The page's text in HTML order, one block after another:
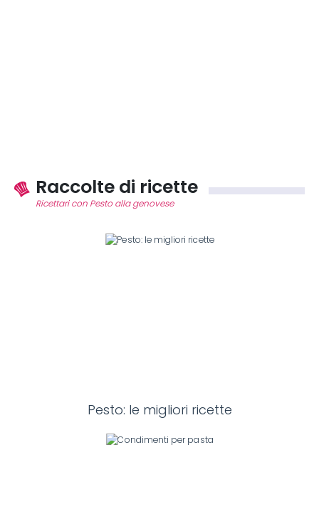
Raccolte di ricette
Ricettari con Pesto alla genovese
Pesto: le migliori ricette